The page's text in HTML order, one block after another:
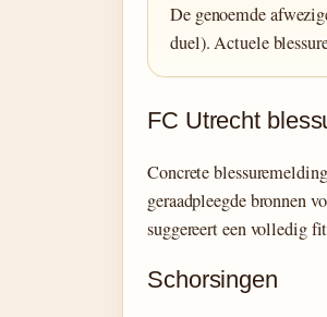
De genoemde
duel). Actuele
FC Utrecht
Concrete
geraadpleegde bronnen
suggereert een volledig
Schorsingen